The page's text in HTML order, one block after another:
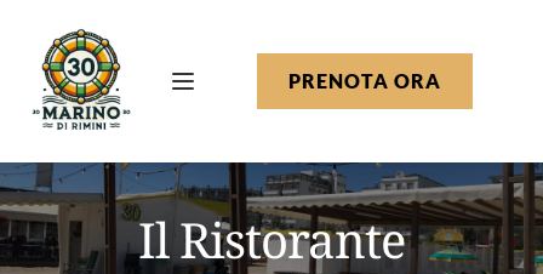
PRENOTA ORA
Il Ristorante